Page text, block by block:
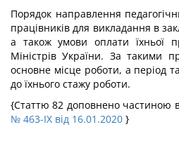
Порядок направлення
працівників для викладання в
а також умови оплати їхньої
Міністрів України. За такими
основне місце роботи, а період
до їхнього стажу роботи.
{Статтю 82 доповнено частиною
№ 463-IX від 16.01.2020 }